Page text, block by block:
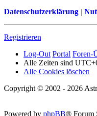
Datenschutzerklärung |
Registrieren
Log-Out Portal Foren-
Alle Zeiten sind
Alle Cookies löschen
Copyright © 2002 - 2026
Powered by phpBB® Forum